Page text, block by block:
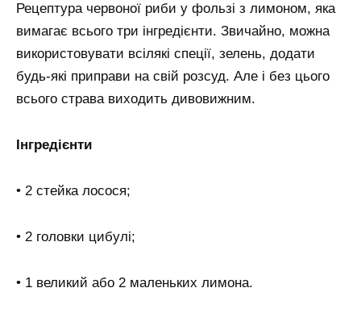
Рецептура червоної риби у фользі з лимоном, яка
вимагає всього три інгредієнти. Звичайно, можна
використовувати всілякі спеції, зелень, додати
будь-які приправи на свій розсуд. Але і без цього
всього страва виходить дивовижним.
Інгредієнти
• 2 стейка лосося;
• 2 головки цибулі;
• 1 великий або 2 маленьких лимона.